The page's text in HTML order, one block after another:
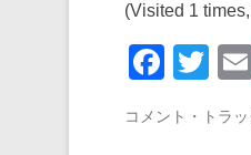
(Visited 1
F
c
T
tt
コメント・トラ